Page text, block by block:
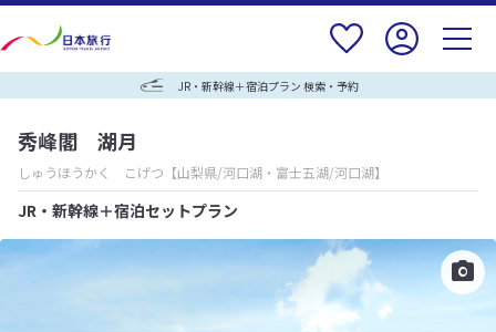
JR・新幹線＋宿泊プラン 検索・予約
秀峰閣 湖月
しゅうほうかく こげつ 【山梨県/河口湖・富士五湖/河口湖】
JR・新幹線＋宿泊セットプラン